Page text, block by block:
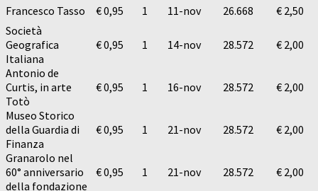
Francesco Tasso
€ 0,95 1 11-nov 26.668
€ 2,50
Società
Geografica
Italiana
€ 0,95 1 14-nov 28.572
€ 2,00
Antonio de
Curtis, in arte
Totò
€ 0,95 1 16-nov 28.572
€ 2,00
Museo Storico
della Guardia di
Finanza
€ 0,95 1 21-nov 28.572
€ 2,00
Granarolo nel
60° anniversario
della fondazione
€ 0,95 1 21-nov 28.572
€ 2,00